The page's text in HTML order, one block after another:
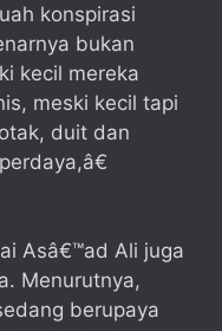
konspirasi
bukan
kecil mereka
meski kecil tapi
duit dan
Asâ€™ad Ali juga
Menurutnya,
berupaya